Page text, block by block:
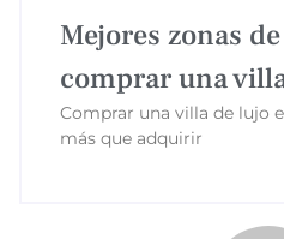
Mejores zonas
comprar una
Comprar una villa de lujo
más que adquirir